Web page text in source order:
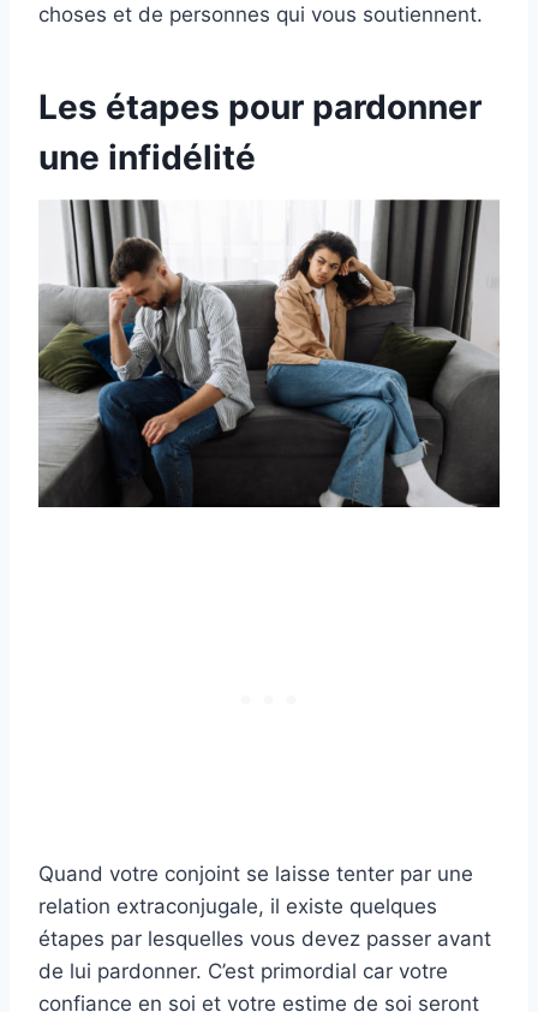
choses et de personnes qui vous soutiennent.
Les étapes pour pardonner
une infidélité
Quand votre conjoint se laisse tenter par une
relation extraconjugale, il existe quelques
étapes par lesquelles vous devez passer avant
de lui pardonner. C’est primordial car votre
confiance en soi et votre estime de soi seront